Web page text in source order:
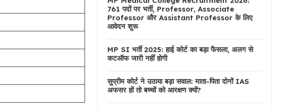
761 पदों पर भर्ती, Professor, Associate
Professor और Assistant Professor के लिए
आवेदन शुरू
MP SI भर्ती 2025: हाई कोर्ट का बड़ा फैसला, अलग से
कटऑफ जारी नहीं होगी
सुप्रीम कोर्ट ने उठाया बड़ा सवाल: माता-पिता दोनों IAS
अफसर हों तो बच्चों को आरक्षण क्यों?